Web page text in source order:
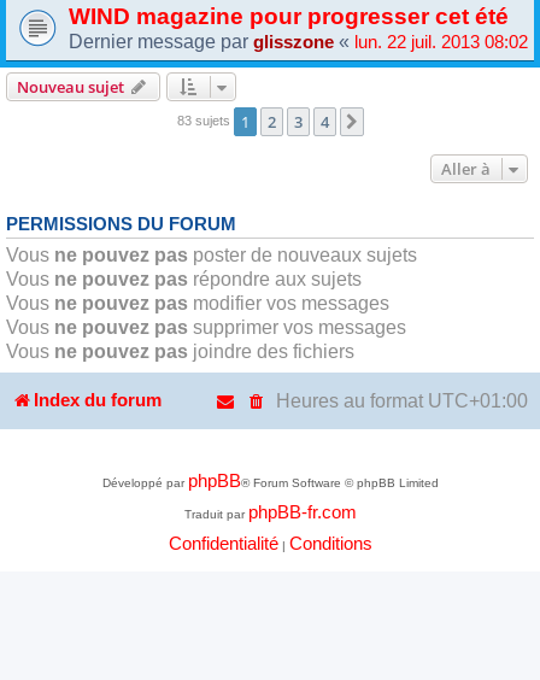
WIND magazine pour progresser cet été
Dernier message par glisszone « lun. 22 juil. 2013 08:02
Nouveau sujet
83 sujets 1 2 3 4
Aller à
PERMISSIONS DU FORUM
Vous ne pouvez pas poster de nouveaux sujets
Vous ne pouvez pas répondre aux sujets
Vous ne pouvez pas modifier vos messages
Vous ne pouvez pas supprimer vos messages
Vous ne pouvez pas joindre des fichiers
Index du forum Heures au format UTC+01:00
Développé par phpBB® Forum Software © phpBB Limited
Traduit par phpBB-fr.com
Confidentialité| Conditions